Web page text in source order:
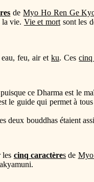
deMyo Ho Ren Ge
la vie. Vie et mort sont les
eau, feu, air etku. Cescinq
ce Dharma est le
le guide qui permet à
deux bouddhas étaient
les cinq caractères de